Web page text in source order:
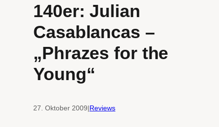
140er: Julian
Casablancas –
„Phrazes for the
Young“
27. Oktober 2009|Reviews